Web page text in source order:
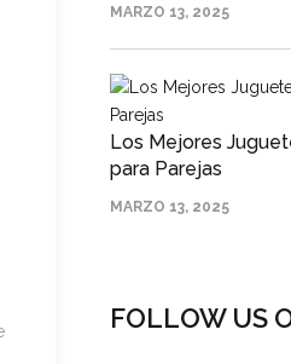
MARZO 13, 2025
Los Mejores
para Parejas
MARZO 13, 2025
FOLLOW US